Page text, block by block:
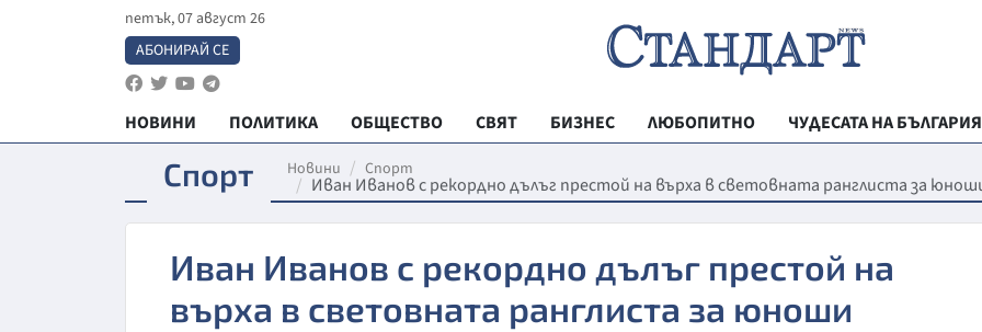
петък, 07 август 26
АБОНИРАЙ СЕ
НОВИНИ ПОЛИТИКА ОБЩЕСТВО СВЯТ БИЗНЕС ЛЮБОПИТНО
ЧУДЕСАТА НА БЪЛГАРИЯ
ВЕСТНИК
ЗДРАВЕ
Спорт Новини Спорт
Иван Иванов с рекордно дълъг престой на върха в световната ранглиста за
Иван Иванов с рекордно дълъг престой на
върха в световната ранглиста за юноши